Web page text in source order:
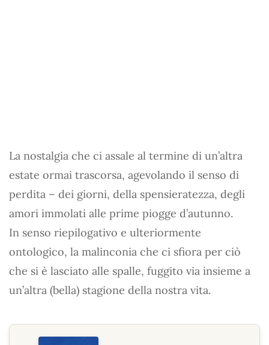
La nostalgia che ci assale al termine di un’altra
estate ormai trascorsa, agevolando il senso di
perdita – dei giorni, della spensieratezza, degli
amori immolati alle prime piogge d’autunno.
In senso riepilogativo e ulteriormente
ontologico, la malinconia che ci sfiora per ciò
che si è lasciato alle spalle, fuggito via insieme a
un’altra (bella) stagione della nostra vita.